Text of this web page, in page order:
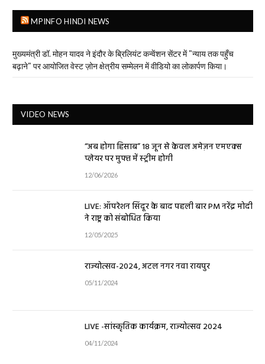
MPINFO HINDI NEWS
मुख्यमंत्री डॉ. मोहन यादव ने इंदौर के ब्रिलियंट कन्वेंशन सेंटर में "न्याय तक पहुँच
बढ़ाने" पर आयोजित वेस्ट ज़ोन क्षेत्रीय सम्मेलन में वीडियो का लोकार्पण किया।
VIDEO NEWS
“अब होगा हिसाब” 18 जून से केवल अमेज़न एमएक्स
प्लेयर पर मुफ्त में स्ट्रीम होगी
12/06/2026
LIVE: ऑपरेशन सिंदूर के बाद पहली बार PM नरेंद्र मोदी
ने राष्ट्र को संबोधित किया
12/05/2025
राज्योत्सव-2024, अटल नगर नवा रायपुर
05/11/2024
LIVE -सांस्कृतिक कार्यक्रम, राज्योत्सव 2024
04/11/2024